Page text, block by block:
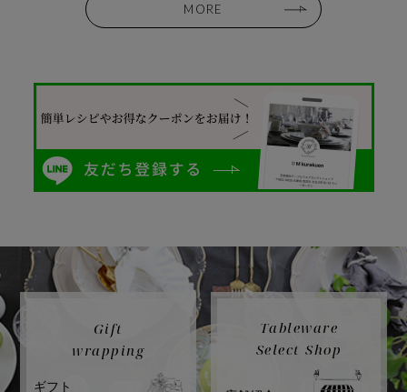
MORE
Gift
wrapping
ギフト
Tableware
Select Shop